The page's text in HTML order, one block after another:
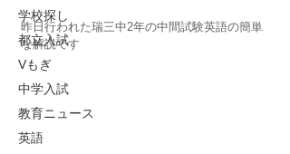
学校探し
都立入試
Vもぎ
中学入試
教育ニュース
英語
昨日行われた瑞三中2年の中間試験英語の簡単
な解説です